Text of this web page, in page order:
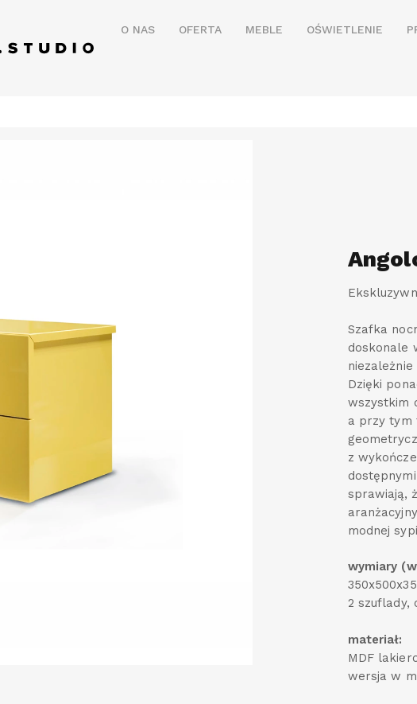
O NAS OFERTA MEBLE OŚWIETLENIE
Szafka
doskonale
Dzięki
wszystkim
a przy tym
z
sprawiają,
modnej
wymiary
2 szuflady,
materiał:
MDF
wersja w